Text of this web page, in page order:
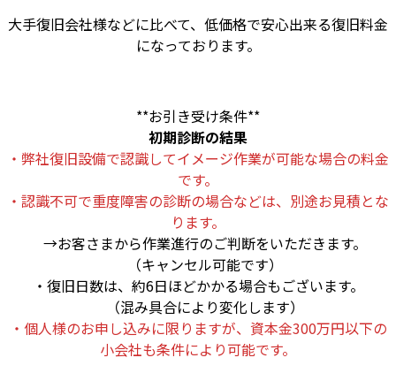
大手復旧会社様などに比べて、低価格で安心出来る復旧料金
になっております。
**お引き受け条件**
初期診断の結果
・弊社復旧設備で認識してイメージ作業が可能な場合の料金
です。
・認識不可で重度障害の診断の場合などは、別途お見積とな
ります。
→お客さまから作業進行のご判断をいただきます。
（キャンセル可能です）
・復旧日数は、約6日ほどかかる場合もございます。
（混み具合により変化します）
・個人様のお申し込みに限りますが、資本金300万円以下の
小会社も条件により可能です。